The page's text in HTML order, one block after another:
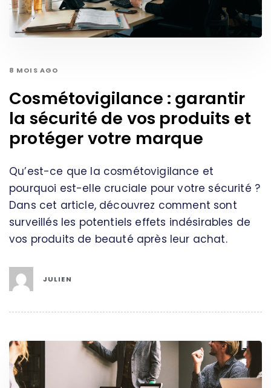
8 MOIS AGO
Cosmétovigilance : garantir
la sécurité de vos produits et
protéger votre marque
Qu’est-ce que la cosmétovigilance et
pourquoi est-elle cruciale pour votre sécurité ?
Dans cet article, découvrez comment sont
surveillés les potentiels effets indésirables de
vos produits de beauté après leur achat.
JULIEN